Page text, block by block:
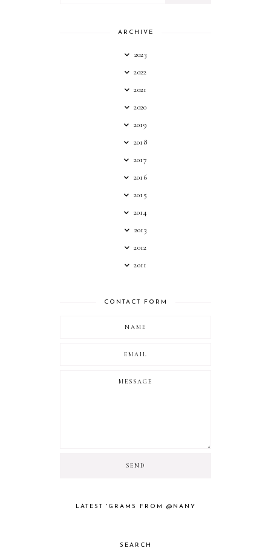
ARCHIVE
2023
2022
2021
2020
2019
2018
2017
2016
2015
2014
2013
2012
2011
CONTACT FORM
LATEST 'GRAMS FROM @NANY
SEARCH